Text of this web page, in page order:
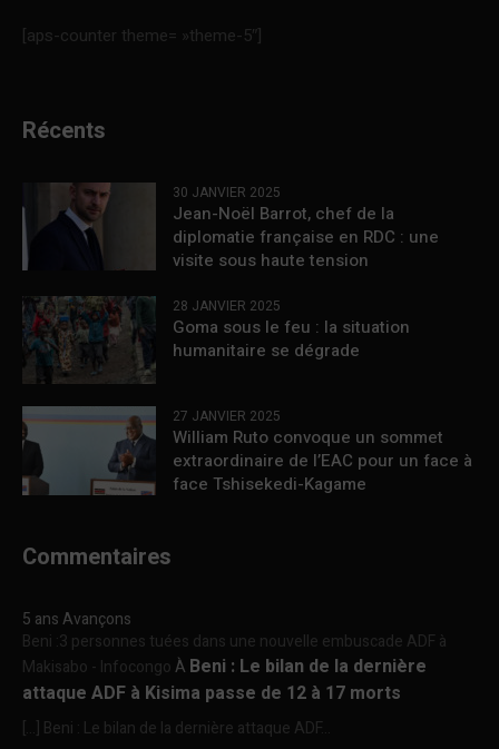
[aps-counter theme= »theme-5″]
Récents
30 JANVIER 2025
Jean-Noël Barrot, chef de la
diplomatie française en RDC : une
visite sous haute tension
28 JANVIER 2025
Goma sous le feu : la situation
humanitaire se dégrade
27 JANVIER 2025
William Ruto convoque un sommet
extraordinaire de l’EAC pour un face à
face Tshisekedi-Kagame
Commentaires
5 ans Avançons
Beni :3 personnes tuées dans une nouvelle embuscade ADF à
Makisabo - InfocongoÀ Beni : Le bilan de la dernière
attaque ADF à Kisima passe de 12 à 17 morts
[…] Beni : Le bilan de la dernière attaque ADF...